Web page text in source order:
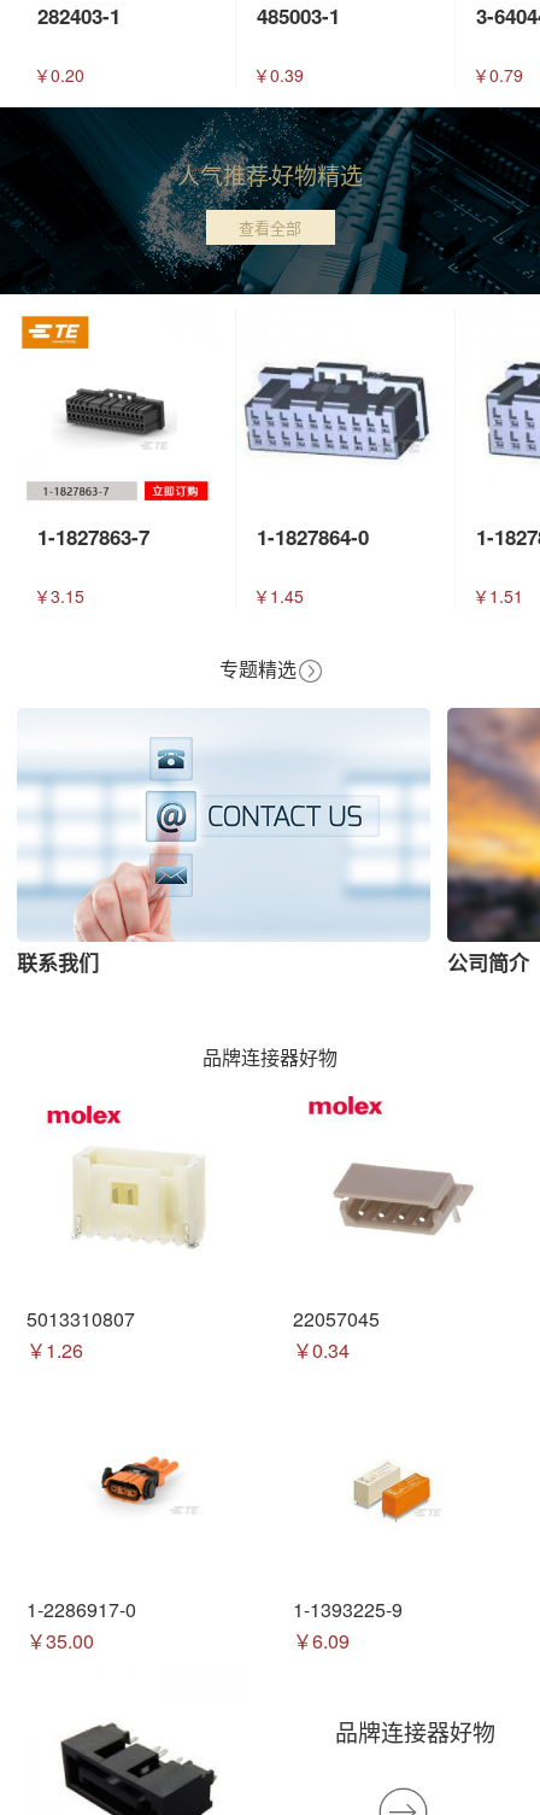
282403-1
￥0.20
485003-1
￥0.39
3-
￥0.79
人气推荐好物精选
查看全部
1-1827863-7
￥3.15
1-1827864-0
￥1.45
1-
￥1.51
专题精选
联系我们 公司简介
品牌连接器好物
5013310807
￥1.26
22057045
￥0.34
1-2286917-0
￥35.00
1-1393225-9
￥6.09
品牌连接器好物